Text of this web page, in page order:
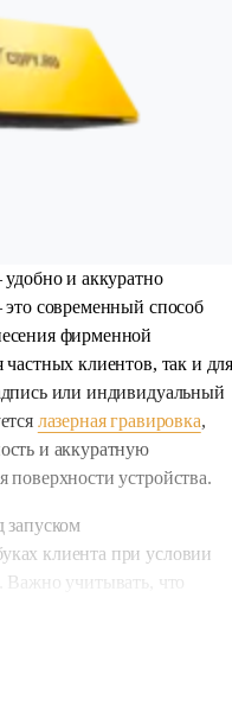
и аккуратно
современный способ
фирменной
клиентов, так и
или индивидуальный
лазерная гравировка,
и аккуратную
поверхности устройства.
запуском
клиента при условии
Важно учитывать, что
— это необходимо для
проверку, что позволяет